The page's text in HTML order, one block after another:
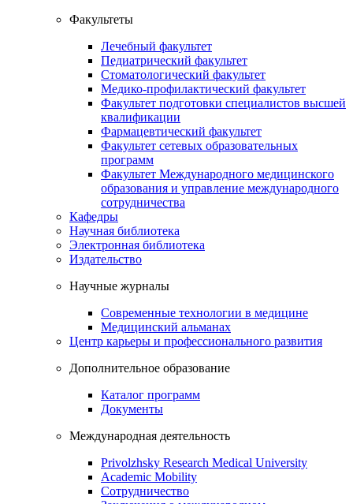
Факультеты
Лечебный факультет
Педиатрический факультет
Стоматологический факультет
Медико-профилактический факультет
Факультет подготовки специалистов высшей
квалификации
Фармацевтический факультет
Факультет сетевых образовательных
программ
Факультет Международного медицинского
образования и управление международного
сотрудничества
Кафедры
Научная библиотека
Электронная библиотека
Издательство
Научные журналы
Современные технологии в медицине
Медицинский альманах
Центр карьеры и профессионального развития
Дополнительное образование
Каталог программ
Документы
Международная деятельность
Privolzhsky Research Medical University
Academic Mobility
Сотрудничество